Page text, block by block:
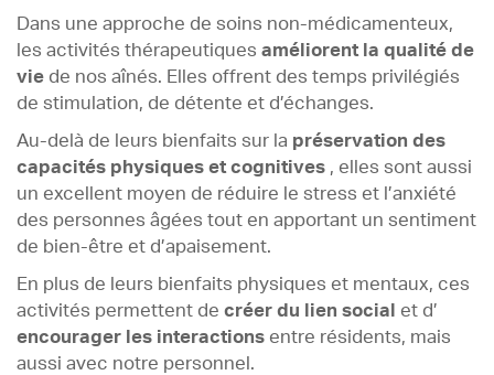
Dans une approche de soins non-médicamenteux,
les activités thérapeutiques améliorent la qualité de
vie de nos aînés. Elles offrent des temps privilégiés
de stimulation, de détente et d’échanges.
Au-delà de leurs bienfaits sur la préservation des
capacités physiques et cognitives , elles sont aussi
un excellent moyen de réduire le stress et l’anxiété
des personnes âgées tout en apportant un sentiment
de bien-être et d’apaisement.
En plus de leurs bienfaits physiques et mentaux, ces
activités permettent de créer du lien social
et d’
encourager les interactions entre résidents, mais
aussi avec notre personnel.